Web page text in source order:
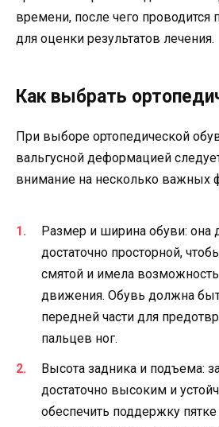
времени, после чего проводится
для оценки результатов лечения.
Как выбрать
При выборе ортопедической
вальгусной деформацией
внимание на несколько важных
Размер и ширина обуви: она
достаточно просторной,
смятой и имела
движения. Обувь должна
передней части для
пальцев ног.
Высота задника и подъема:
достаточно высоким и
обеспечить поддержку